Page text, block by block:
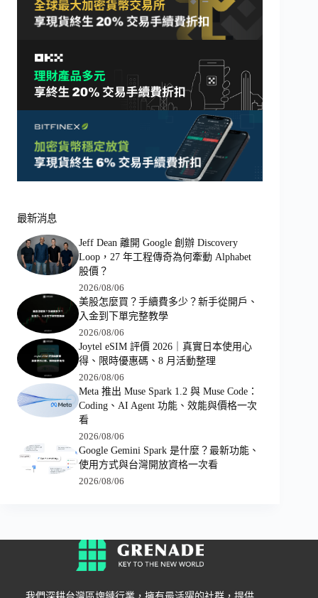
最新消息
Jeff Dean 離開 Google 創辦 Discovery
Loop，27 年工程傳奇為何牽動 Alphabet
股價？
2026/08/06
美股怎麼買？手續費多少？新手從開戶、
入金到下單完整教學
2026/08/06
Joytel eSIM 評價 2026｜真實日本使用心
得、限時優惠碼、8 月活動整理
2026/08/06
Meta 推出 Muse Spark 1.2 與 Muse Code：
Coding、AI Agent 功能、效能與價格一次
看
2026/08/06
Google Gemini Spark 是什麼？最新功能、
使用方式與台灣開放資格一次看
2026/08/06